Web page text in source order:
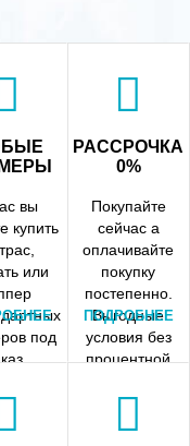
вы
купить
или
под
РАССРОЧКА
0%
Покупайте
сейчас а
оплачивайте
покупку
постепенно.
Выгодные
условия без
процентной
ПОДРОБНЕЕ